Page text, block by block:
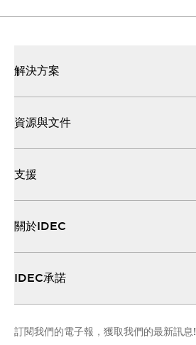
解決方案
資源與文件
支援
關於IDEC
IDEC承諾
訂閱我們的電子報，獲取我們的最新訊息!